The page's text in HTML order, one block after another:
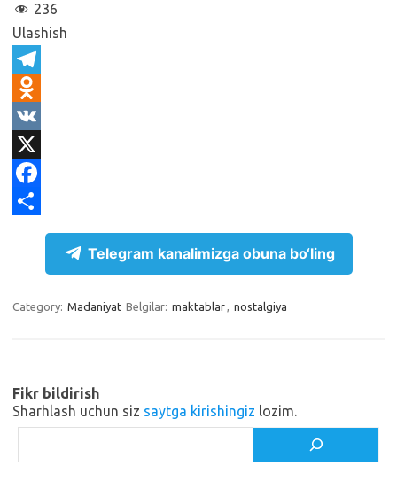
236
Ulashish
T
e
e
g
O
d
n
o
s
i
k
V
KX
F
b
k
r
Telegram kanalimizga obuna bo‘ling
Category: Madaniyat Belgilar: maktablar, nostalgiya
Fikr bildirish
Sharhlash uchun siz saytga kirishingiz lozim.